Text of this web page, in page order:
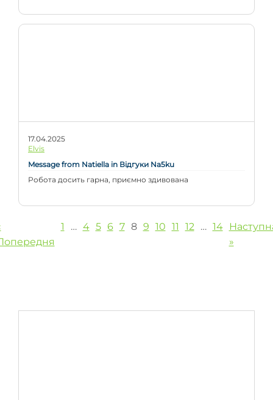
17.04.2025
Elvis
Message from Natiella in Відгуки Na5ku
Робота досить гарна, приємно здивована
1 … 4 5 6 7 8 9 10 11 12 … 14
»